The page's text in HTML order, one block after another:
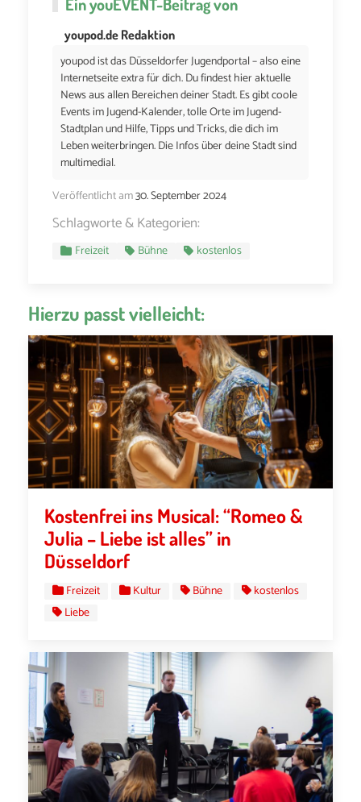
youpod.de Redaktion
youpod ist das Düsseldorfer Jugendportal – also eine
Internetseite extra für dich. Du findest hier aktuelle
News aus allen Bereichen deiner Stadt. Es gibt coole
Events im Jugend-Kalender, tolle Orte im Jugend-
Stadtplan und Hilfe, Tipps und Tricks, die dich im
Leben weiterbringen. Die Infos über deine Stadt sind
multimedial.
Veröffentlicht am30. September 2024
Schlagworte & Kategorien:
Freizeit Bühne kostenlos
Hierzu passt vielleicht:
Kostenfrei ins Musical: “Romeo &
Julia – Liebe ist alles” in
Düsseldorf
Freizeit Kultur Bühne
kostenlos
Liebe